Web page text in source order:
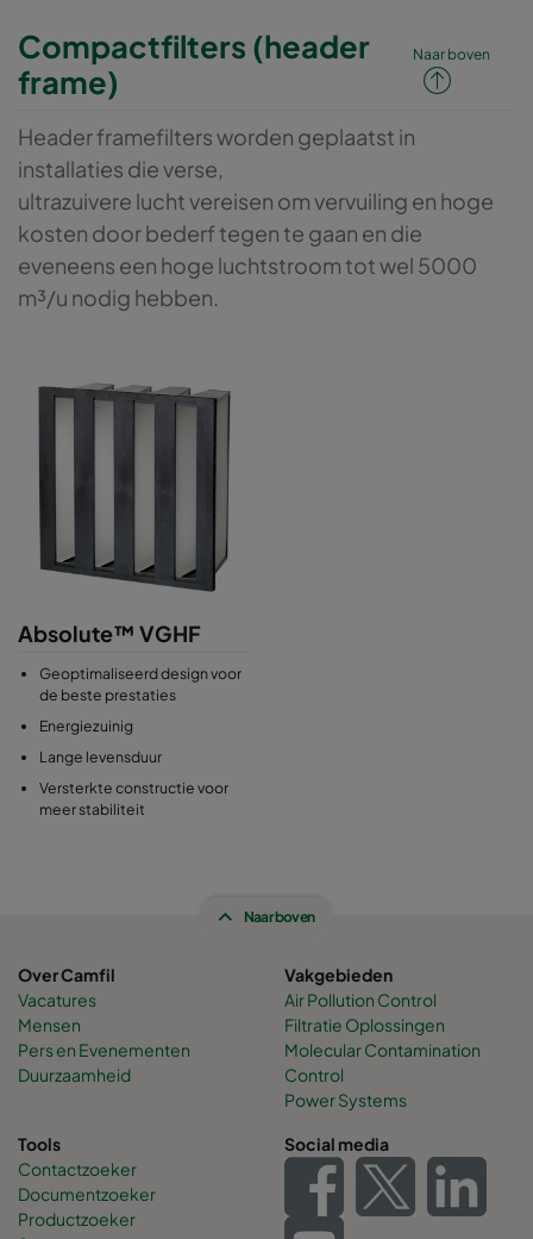
Compactfilters (header
frame)
Naar boven
Header framefilters worden geplaatst in
installaties die verse,
ultrazuivere lucht vereisen om vervuiling en hoge
kosten door bederf tegen te gaan en die
eveneens een hoge luchtstroom tot wel 5000
m³/u nodig hebben.
Absolute™ VGHF
Geoptimaliseerd design voor
de beste prestaties
Energiezuinig
Lange levensduur
Versterkte constructie voor
meer stabiliteit
Naar boven
Over Camfil
Vacatures
Mensen
Pers en Evenementen
Duurzaamheid
Vakgebieden
Air Pollution Control
Filtratie Oplossingen
Molecular Contamination
Control
Power Systems
Tools
Contactzoeker
Documentzoeker
Productzoeker
Social media